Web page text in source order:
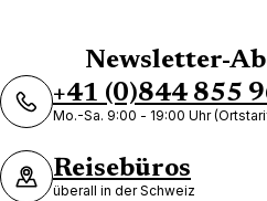
Newsletter-
+41 (0)844 855
Mo.-Sa. 9:00 - 19:00 Uhr
Reisebüros
überall in der Schweiz